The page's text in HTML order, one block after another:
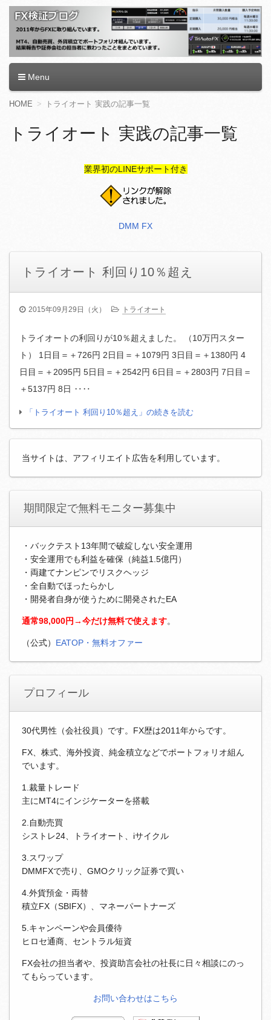
FX検証ブログ
Menu
コ
ン
HOME トライオート 実践の記事一覧
トライオート 実践の記事一覧
業界初のLINEサポート付き
DMM FX
トライオート 利回り10％超え
2015年09月29日（火） トライオート
トライオートの利回りが10％超えました。 （10万円スター
ト） 1日目＝＋726円 2日目＝＋1079円 3日目＝＋1380円 4
日目＝＋2095円 5日目＝＋2542円 6日目＝＋2803円 7日目＝
＋5137円 8日 ‥‥
「トライオート 利回り10％超え」の続きを読む
当サイトは、アフィリエイト広告を利用しています。
期間限定で無料モニター募集中
・バックテスト13年間で破綻しない安全運用
・安全運用でも利益を確保（純益1.5億円）
・両建てナンピンでリスクヘッジ
・全自動でほったらかし
・開発者自身が使うために開発されたEA
通常98,000円→今だけ無料で使えます。
（公式） EATOP・無料オファー
プロフィール
30代男性（会社役員）です。FX歴は2011年からです。
FX、株式、海外投資、純金積立などでポートフォリオ組ん
でいます。
1.裁量トレード
主にMT4にインジケーターを搭載
2.自動売買
シストレ24、トライオート、iサイクル
3.スワップ
DMMFXで売り、GMOクリック証券で買い
4.外貨預金・両替
積立FX（SBIFX）、マネーパートナーズ
5.キャンペーンや会員優待
ヒロセ通商、セントラル短資
FX会社の担当者や、投資助言会社の社長に日々相談にのっ
てもらっています。
お問い合わせはこちら